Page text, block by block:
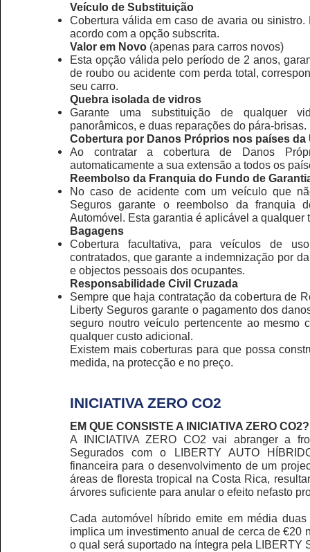
Veículo de Substituição
Cobertura válida em caso de avaria ou
acordo com a opção subscrita.
Valor em Novo (apenas para carros novos)
Esta opção válida pelo período de 2 anos,
de roubo ou acidente com perda total,
seu carro.
Quebra isolada de vidros
Garante uma substituição de qualquer
panorâmicos, e duas reparações do pára-brisas.
Cobertura por Danos Próprios nos países da
Ao contratar a cobertura de Danos
automaticamente a sua extensão a todos os
Reembolso da Franquia do Fundo de
No caso de acidente com um veículo que
Seguros garante o reembolso da franquia
Automóvel. Esta garantia é aplicável a qualquer
Bagagens
Cobertura facultativa, para veículos de
contratados, que garante a indemnização por
e objectos pessoais dos ocupantes.
Responsabilidade Civil Cruzada
Sempre que haja contratação da cobertura de
Liberty Seguros garante o pagamento dos
seguro noutro veículo pertencente ao mesmo
qualquer custo adicional.
Existem mais coberturas para que possa
medida, na protecção e no preço.
INICIATIVA ZERO CO2
EM QUE CONSISTE A INICIATIVA ZERO CO2?
A INICIATIVA ZERO CO2 vai abranger a
Segurados com o LIBERTY AUTO
financeira para o desenvolvimento de um
áreas de floresta tropical na Costa Rica,
árvores suficiente para anular o efeito nefasto
Cada automóvel híbrido emite em média
implica um investimento anual de cerca de €20
o qual será suportado na íntegra pela LIBERTY